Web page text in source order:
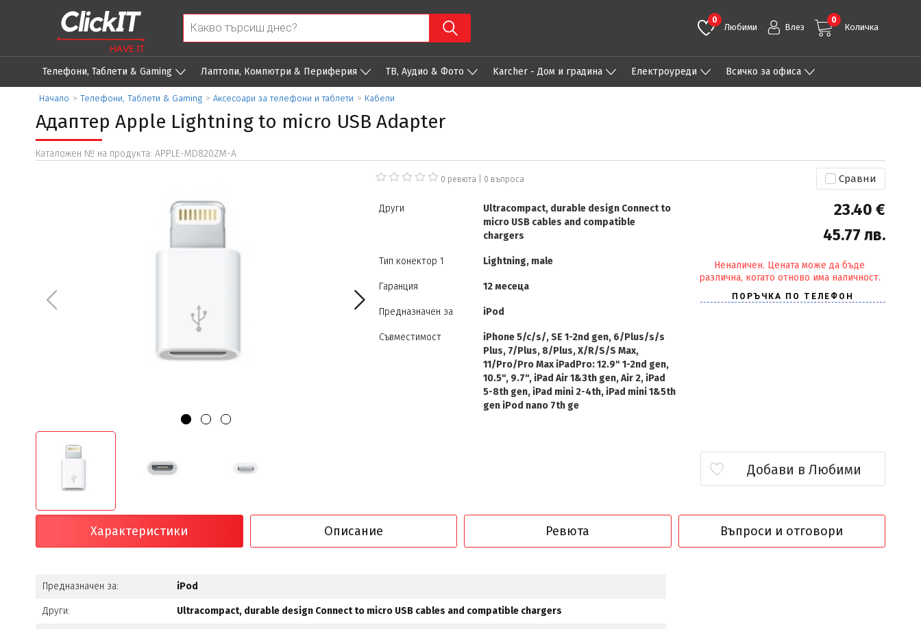
0
Любими Влез
0
Количка
Телефони, Таблети & Gaming Лаптопи, Компютри & Периферия ТВ, Аудио & Фото Karcher - Дом и градина Eлектроуреди Всичко за офиса
Начало > Телефони, Таблети & Gaming > Аксесоари за телефони и таблети > Кабели
Адаптер Apple Lightning to micro USB Adapter
Каталожен № на продукта: APPLE-MD820ZM-A
0 ревюта 0 въпроса
Други
Ultracompact, durable design Connect to
micro USB cables and compatible
chargers
Тип конектор 1 Lightning, male
Гаранция 12 месеца
Предназначен за iPod
Съвместимост
iPhone 5/c/s/, SE 1-2nd gen, 6/Plus/s/s
Plus, 7/Plus, 8/Plus, X/R/S/S Max,
11/Pro/Pro Max iPadPro: 12.9" 1-2nd gen,
10.5", 9.7", iPad Air 1&3th gen, Air 2, iPad
5-8th gen, iPad mini 2-4th, iPad mini 1&5th
gen iPod nano 7th ge
Сравни
23.40 €
45.77 лв.
Неналичен. Цената може да бъде
различна, когато отново има наличност.
Добави в Любими
Характеристики Описание Ревюта Въпроси и отговори
Предназначен за: iPod
Други: Ultracompact, durable design Connect to micro USB cables and compatible chargers